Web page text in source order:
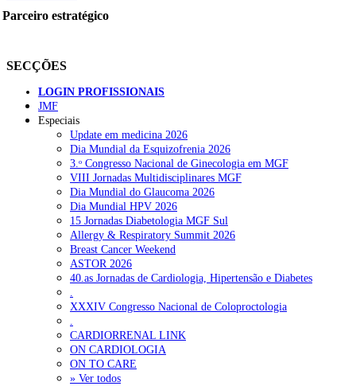
Parceiro estratégico
SECÇÕES
LOGIN PROFISSIONAIS
JMF
Especiais
Update em medicina 2026
Dia Mundial da Esquizofrenia 2026
3.ᵒ Congresso Nacional de Ginecologia em MGF
VIII Jornadas Multidisciplinares MGF
Dia Mundial do Glaucoma 2026
Dia Mundial HPV 2026
15 Jornadas Diabetologia MGF Sul
Allergy & Respiratory Summit 2026
Breast Cancer Weekend
ASTOR 2026
40.as Jornadas de Cardiologia, Hipertensão e Diabetes
.
XXXIV Congresso Nacional de Coloproctologia
.
CARDIORRENAL LINK
ON CARDIOLOGIA
ON TO CARE
» Ver todos